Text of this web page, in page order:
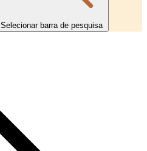
Selecionar barra de pesquisa